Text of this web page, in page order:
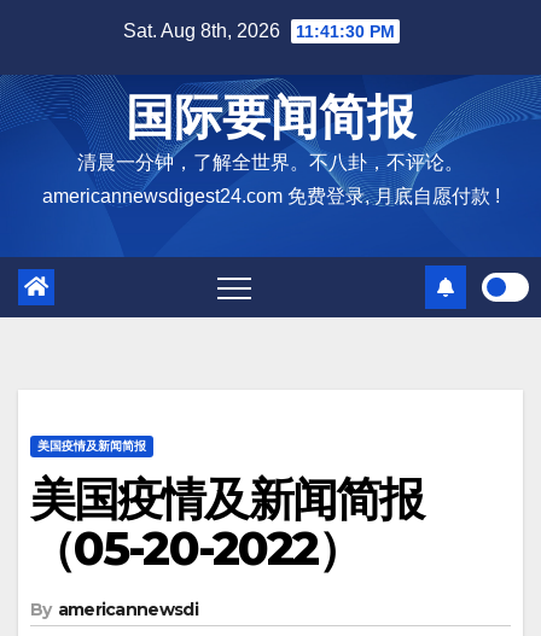
content
Sat. Aug 8th, 2026 11:41:31 PM
国际要闻简报
清晨一分钟，了解全世界。不八卦，不评论。
americannewsdigest24.com 免费登录, 月底自愿付款 !
美国疫情及新闻简报
美国疫情及新闻简报
（05-20-2022）
By americannewsdi